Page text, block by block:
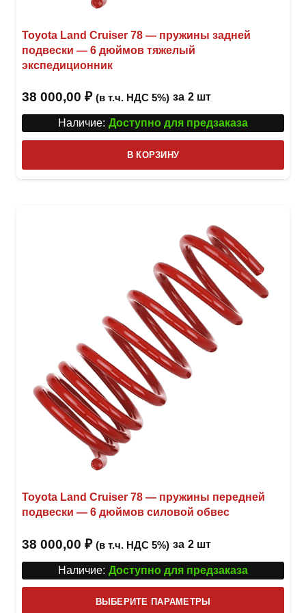
Toyota Land Cruiser 78 — пружины задней
подвески — 6 дюймов тяжелый
экспедиционник
38 000,00 ₽ (в т.ч. НДС 5%) за 2 шт
Наличие: Доступно для предзаказа
В КОРЗИНУ
Toyota Land Cruiser 78 — пружины передней
подвески — 6 дюймов силовой обвес
38 000,00 ₽ (в т.ч. НДС 5%) за 2 шт
Наличие: Доступно для предзаказа
ВЫБЕРИТЕ ПАРАМЕТРЫ